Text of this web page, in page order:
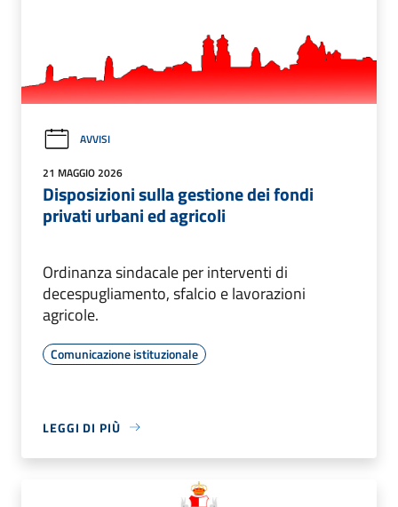
AVVISI
21 MAGGIO 2026
Disposizioni sulla gestione dei fondi
privati urbani ed agricoli
Ordinanza sindacale per interventi di
decespugliamento, sfalcio e lavorazioni
agricole.
Comunicazione istituzionale
LEGGI DI PIÙ